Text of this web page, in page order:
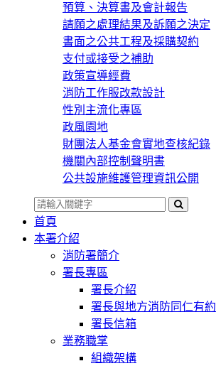
預算、決算書及會計報告
請願之處理結果及訴願之決定
書面之公共工程及採購契約
支付或接受之補助
政策宣導經費
消防工作服改款設計
性別主流化專區
政風園地
財團法人基金會實地查核紀錄
機關內部控制聲明書
公共設施維護管理資訊公開
首頁
本署介紹
消防署簡介
署長專區
署長介紹
署長與地方消防同仁有約
署長信箱
業務職掌
組織架構